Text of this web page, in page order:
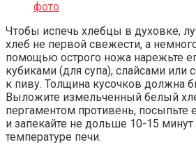
Чтобы испечь хлебцы в духовке,
хлеб не первой свежести, а
помощью острого ножа нарежьте
кубиками (для супа), слайсами или
к пиву. Толщина кусочков должна
Выложите измельченный белый
пергаментом противень, посыпьте
и запекайте не дольше 10-15
температуре печи.